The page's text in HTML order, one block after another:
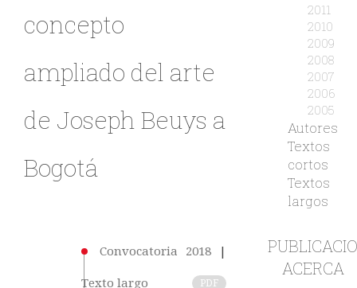
2011
2010
2009
2008
2007
2006
2005
Autores
Textos
cortos
Textos
largos
ACERCA
concepto
ampliado del arte
de Joseph Beuys a
Bogotá
Convocatoria 2018|
Texto largo PDF